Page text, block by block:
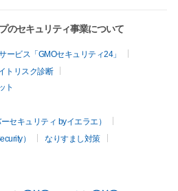
のセキュリティ事業について
ビス「GMOセキュリティ24」
トリスク診断
ト
セキュリティ byイエラエ）
）
なりすまし対策